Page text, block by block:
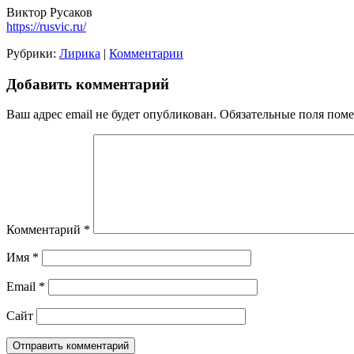
Виктор Русаков
https://rusvic.ru/
Рубрики: Лирика | Комментарии
Добавить комментарий
Ваш адрес email не будет опубликован. Обязательные поля
Комментарий *
Имя *
Email *
Сайт